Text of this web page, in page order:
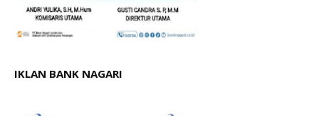
IKLAN BANK NAGARI